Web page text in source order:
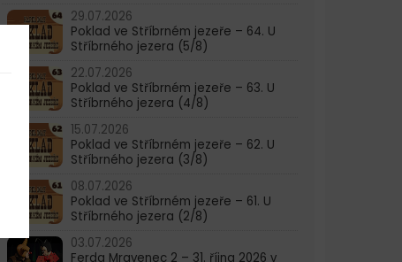
29.07.2026
Poklad ve Stříbrném jezeře – 64. U
Stříbrného jezera (5/8)
22.07.2026
Poklad ve Stříbrném jezeře – 63. U
Stříbrného jezera (4/8)
15.07.2026
Poklad ve Stříbrném jezeře – 62. U
Stříbrného jezera (3/8)
08.07.2026
Poklad ve Stříbrném jezeře – 61. U
Stříbrného jezera (2/8)
03.07.2026
Ferda Mravenec 2 – 31. října 2026 v